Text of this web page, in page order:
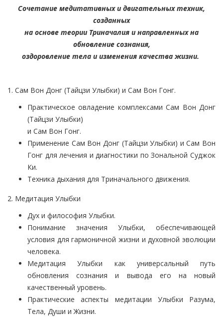
Сочетание медитативных и двигательных техник,
созданных
на основе теории Триначалия и направленных на
обновление сознания,
оздоровление тела и изменения качества жизни.
1. Сам Вон Донг (Тайцзи Улыбки) и Сам Вон Гонг.
Практическое овладение комплексами Сам Вон Донг
(Тайцзи Улыбки)
и Сам Вон Гонг.
Применение Сам Вон Донг (Тайцзи Улыбки) и Сам Вон
Гонг для лечения и диагностики по Зональной Суджок
Ки.
Техника дыхания для Триначального движения.
2. Медитация Улыбки
Дух и философия Улыбки.
Понимание значения Улыбки, обеспечивающей
условия для гармоничной жизни и духовной эволюции
человека.
Медитация Улыбки как универсальный путь
обновления сознания и вывода его на новый
качественный уровень.
Практические аспекты медитации Улыбки Разума,
Тела, Души и Жизни.